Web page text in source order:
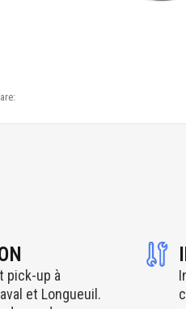
pick-up à
et Longueuil.